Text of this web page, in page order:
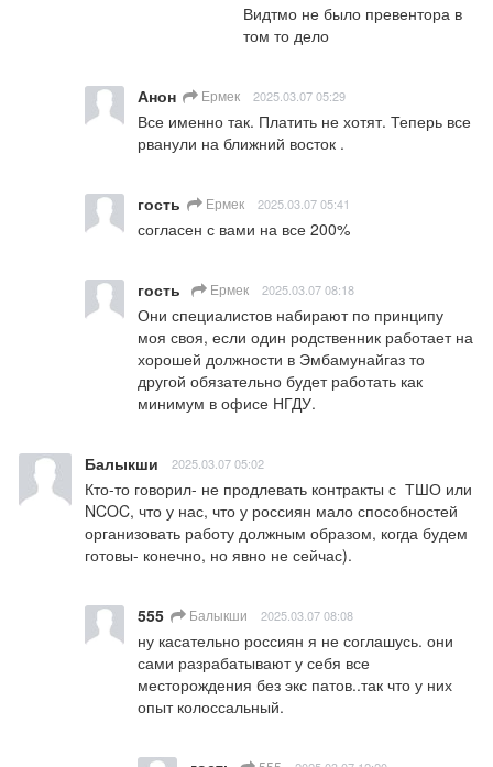
Видтмо не было превентора в
том то дело
Анон Ермек 2025.03.07 05:29
Все именно так. Платить не хотят. Теперь все
рванули на ближний восток .
гость Ермек 2025.03.07 05:41
согласен с вами на все 200%
гость Ермек 2025.03.07 08:18
Они специалистов набирают по принципу
моя своя, если один родственник работает на
хорошей должности в Эмбамунайгаз то
другой обязательно будет работать как
минимум в офисе НГДУ.
Балыкши 2025.03.07 05:02
Кто-то говорил- не продлевать контракты с  ТШО или
NCOC, что у нас, что у россиян мало способностей
организовать работу должным образом, когда будем
готовы- конечно, но явно не сейчас).
555 Балыкши 2025.03.07 08:08
ну касательно россиян я не соглашусь. они
сами разрабатывают у себя все
месторождения без экс патов..так что у них
опыт колоссальный.